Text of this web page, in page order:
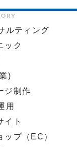
ルティング
ック
)
ジ制作
用
イト
ップ（EC）